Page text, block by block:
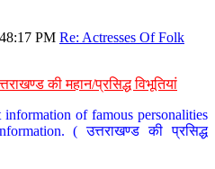
PM Re: Actresses Of Folk
की महान/प्रसिद्ध विभूतियां
of famous personalities
( उत्तराखण्ड की प्रसिद्ध